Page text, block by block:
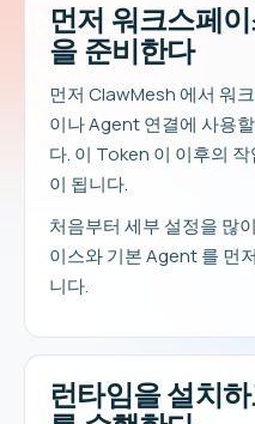
먼저 워크스페
을 준비한다
먼저 ClawMesh 에서 워
이나 Agent 연결에 사용
다. 이 Token 이 이후의
이 됩니다.
처음부터 세부 설정을 많
이스와 기본 Agent 를 먼
니다.
런타임을 설치